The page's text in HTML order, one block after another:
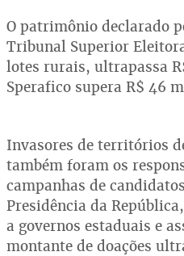
O patrimônio declarado
Tribunal Superior
lotes rurais, ultrapassa
Sperafico supera R$ 46
Invasores de territórios
também foram os
campanhas de
Presidência da
a governos estaduais e
montante de doações